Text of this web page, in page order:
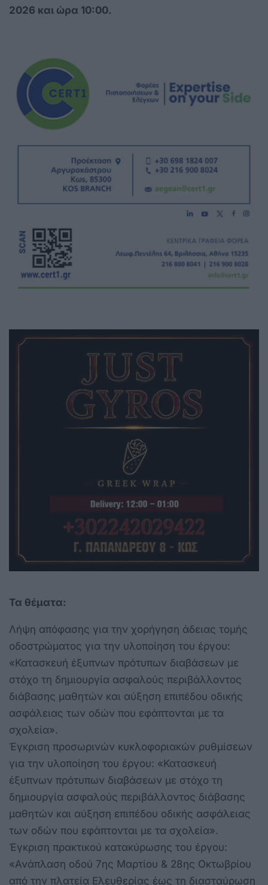
2026 και ώρα 10:00.
Τα θέματα:
Λήψη απόφασης για την χορήγηση άδειας τομής
οδοστρώματος για την υλοποίηση του έργου:
«Κατασκευή έξυπνων πρότυπων διαβάσεων με
στόχο τη δημιουργία ασφαλούς περιβάλλοντος
διάβασης μαθητών και αύξηση επιπέδου οδικής
ασφάλειας των οδών που εφάπτονται με τα
σχολεία».
Έγκριση προσωρινών κυκλοφοριακών ρυθμίσεων
για την υλοποίηση του έργου: «Κατασκευή
έξυπνων πρότυπων διαβάσεων με στόχο τη
δημιουργία ασφαλούς περιβάλλοντος διάβασης
μαθητών και αύξηση επιπέδου οδικής ασφάλειας
των οδών που εφάπτονται με τα σχολεία».
Έγκριση πρακτικού κατακύρωσης του έργου:
«Ανάπλαση οδού 7ης Μαρτίου & 28ης Οκτωβρίου
από την πλατεία Ελευθερίας έως τη διασταύρωση